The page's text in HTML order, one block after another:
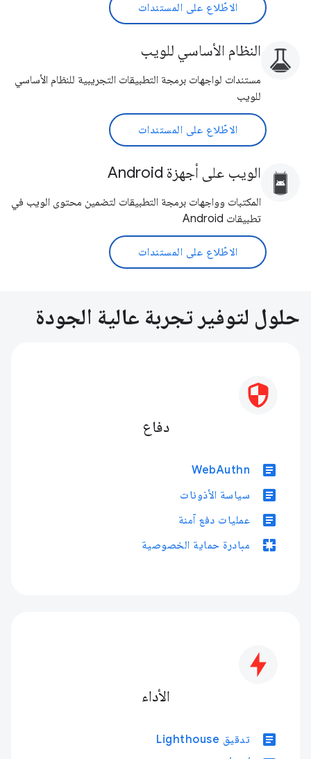
الاطّلاع على المستندات
النظام الأساسي للويب
مستندات لواجهات برمجة التطبيقات التجريبية للنظام الأساسي
للويب
الاطّلاع على المستندات
الويب على أجهزة Android
المكتبات وواجهات برمجة التطبيقات لتضمين محتوى الويب في
تطبيقات Android
الاطّلاع على المستندات
حلول لتوفير تجربة عالية الجودة
دفاع
article
WebAuthn
article سياسة الأذونات
article عمليات دفع آمنة
pages مبادرة حماية الخصوصية
الأداء
article تدقيق Lighthouse